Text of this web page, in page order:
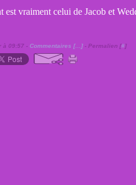
est vraiment celui de Jacob et
à 09:57 - Commentaires [… ]- Permalien [#]